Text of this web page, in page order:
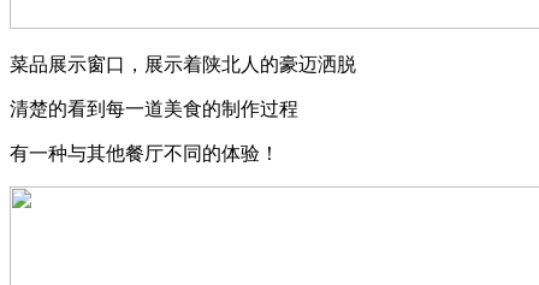
菜品展示窗口，展示着陕北人的豪迈洒脱
清楚的看到每一道美食的制作过程
有一种与其他餐厅不同的体验！